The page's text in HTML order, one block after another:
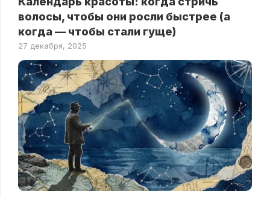
волосы, чтобы они росли быстрее (а
когда — чтобы стали гуще)
27 декабря, 2025